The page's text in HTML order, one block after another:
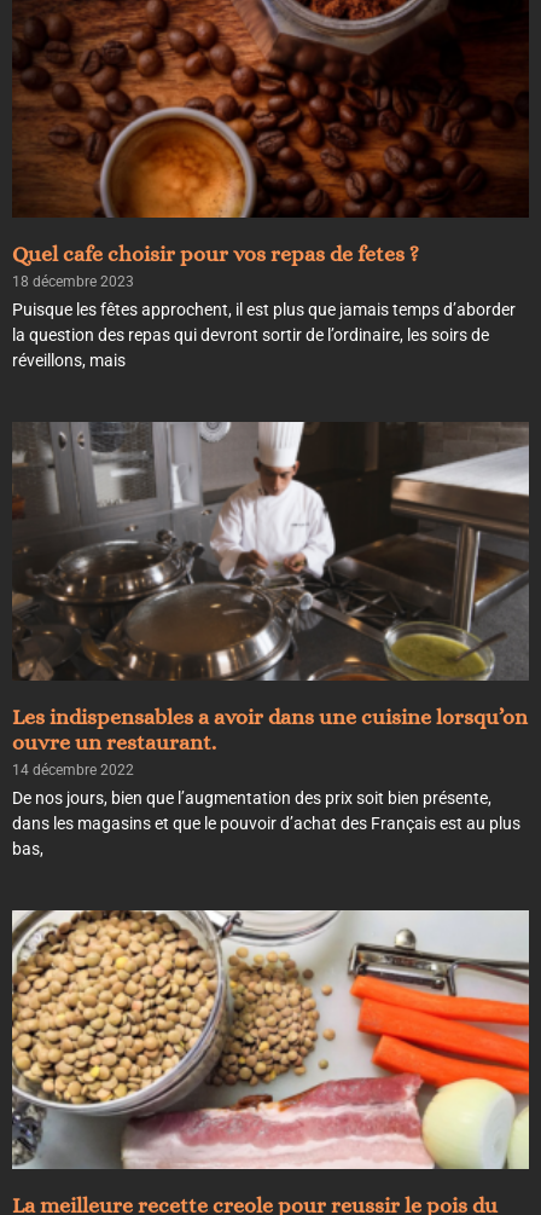
Quel cafe choisir pour vos repas de fetes ?
18 décembre 2023
Puisque les fêtes approchent, il est plus que jamais temps d’aborder
la question des repas qui devront sortir de l’ordinaire, les soirs de
réveillons, mais
Les indispensables a avoir dans une cuisine lorsqu’on
ouvre un restaurant.
14 décembre 2022
De nos jours, bien que l’augmentation des prix soit bien présente,
dans les magasins et que le pouvoir d’achat des Français est au plus
bas,
La meilleure recette creole pour reussir le pois du